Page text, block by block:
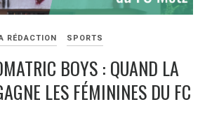
RÉDACTION SPORTS
BOYS : QUAND LA
LES FÉMININES DU FC